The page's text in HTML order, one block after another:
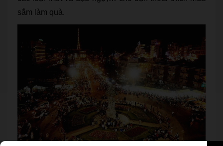
sắm làm quà.